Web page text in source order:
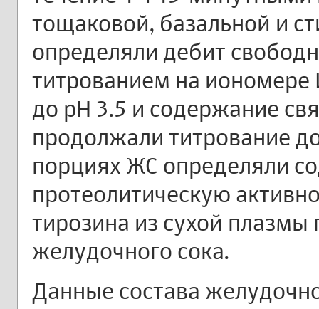
тощаковой, базальной и
определяли дебит
титрованием на
до рН 3.5 и содержание
продолжали титрование
порциях ЖС определяли
протеолитическую
тирозина из сухой
желудочного сока.
Данные состава